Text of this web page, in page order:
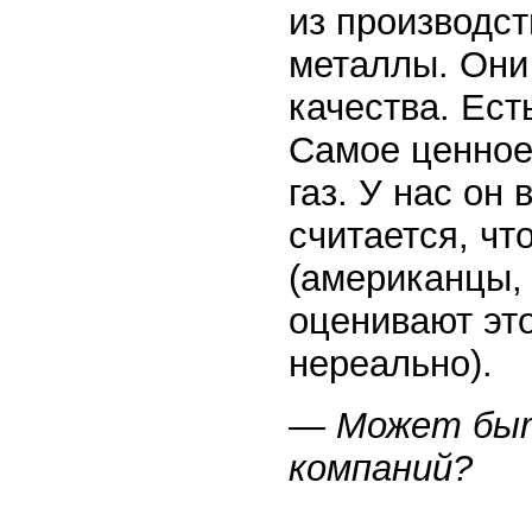
из
металлы.
качества.
Самое
газ. У нас он
считается,
(американцы,
оценивают
нереально).
— Может
компаний?